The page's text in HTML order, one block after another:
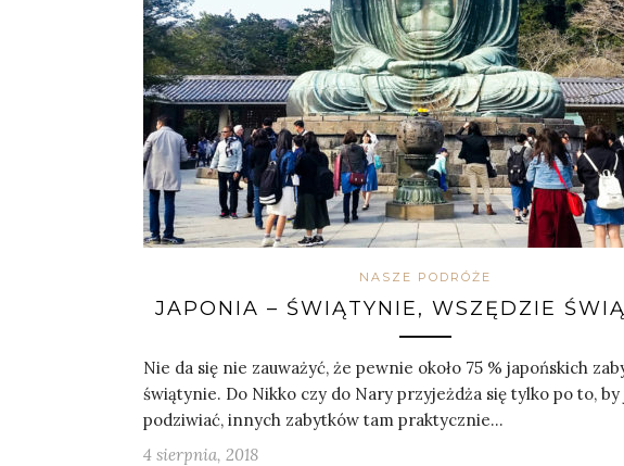
NASZE PODRÓŻE
JAPONIA – ŚWIĄTYNIE, WSZĘDZIE
Nie da się nie zauważyć, że pewnie około 75 % japońskich
świątynie. Do Nikko czy do Nary przyjeżdża się tylko po to, by
podziwiać, innych zabytków tam praktycznie…
4 sierpnia, 2018